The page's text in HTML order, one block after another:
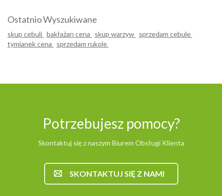
Ostatnio Wyszukiwane
skup cebuli bakłażan cena skup warzyw sprzedam cebule
tymianek cena
sprzedam rukole
Potrzebujesz pomocy?
Skontaktuj się z naszym Biurem Obsługi Klienta
SKONTAKTUJ SIĘ Z NAMI